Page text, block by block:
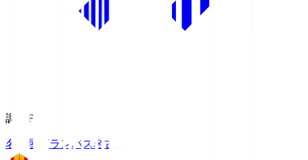
調布FM
名古屋グランパス名古屋